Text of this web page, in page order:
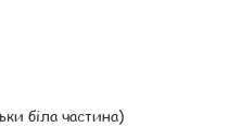
біла частина)